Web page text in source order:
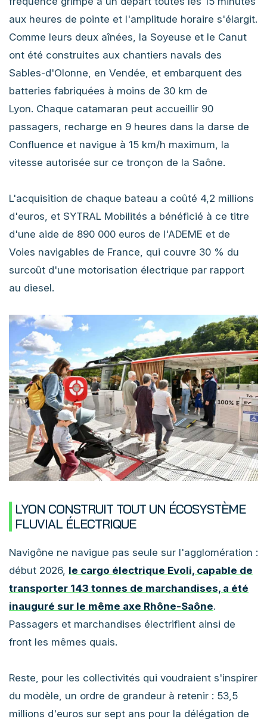
aux heures de pointe et l'amplitude horaire s'élargit.
Comme leurs deux aînées, la Soyeuse et le Canut
ont été construites aux chantiers navals des
Sables-d'Olonne, en Vendée, et embarquent des
batteries fabriquées à moins de 30 km de
Lyon. Chaque catamaran peut accueillir 90
passagers, recharge en 9 heures dans la darse de
Confluence et navigue à 15 km/h maximum, la
vitesse autorisée sur ce tronçon de la Saône.
L'acquisition de chaque bateau a coûté 4,2 millions
d'euros, et SYTRAL Mobilités a bénéficié à ce titre
d'une aide de 890 000 euros de l'ADEME et de
Voies navigables de France, qui couvre 30 % du
surcoût d'une motorisation électrique par rapport
au diesel.
LYON CONSTRUIT TOUT UN ÉCOSYSTÈME
FLUVIAL ÉLECTRIQUE
Navigône ne navigue pas seule sur l'agglomération :
début 2026, le cargo électrique Evoli, capable de
transporter 143 tonnes de marchandises, a été
inauguré sur le même axe Rhône-Saône.
Passagers et marchandises électrifient ainsi de
front les mêmes quais.
Reste, pour les collectivités qui voudraient s'inspirer
du modèle, un ordre de grandeur à retenir : 53,5
millions d'euros sur sept ans pour la délégation de